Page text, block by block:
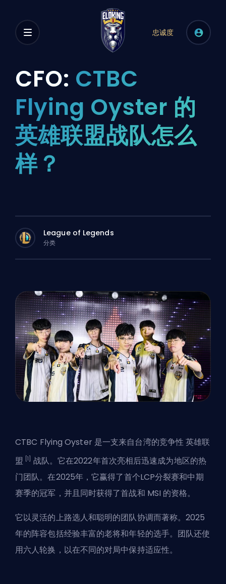
忠诚度
CFO: CTBC
Flying Oyster 的
英雄联盟战队怎么
样？
League of Legends
分类
CTBC Flying Oyster 是一支来自台湾的竞争性英雄联
盟
[1]
战队。它在2022年首次亮相后迅速成为地区的热
门团队。在2025年，它赢得了首个LCP分裂赛和中期
赛季的冠军，并且同时获得了首战和 MSI 的资格。
它以灵活的上路选人和聪明的团队协调而著称。2025
年的阵容包括经验丰富的老将和年轻的选手。团队还使
用六人轮换，以在不同的对局中保持适应性。